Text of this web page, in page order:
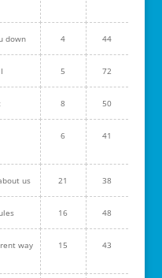
down 4 44
5 72
8 50
6 41
us 21 38
16 48
way 15 43